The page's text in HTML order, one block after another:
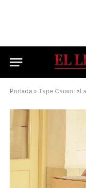
Portada » Tape Caram: «La